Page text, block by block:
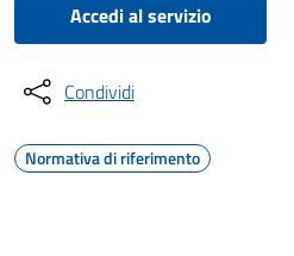
Accedi al servizio
Condividi
Normativa di riferimento